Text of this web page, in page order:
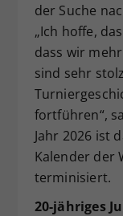
der Suche
„Ich hoffe,
dass wir
sind sehr
fortführen“,
Jahr 2026 ist
Kalender der
terminisiert.
20-jähriges